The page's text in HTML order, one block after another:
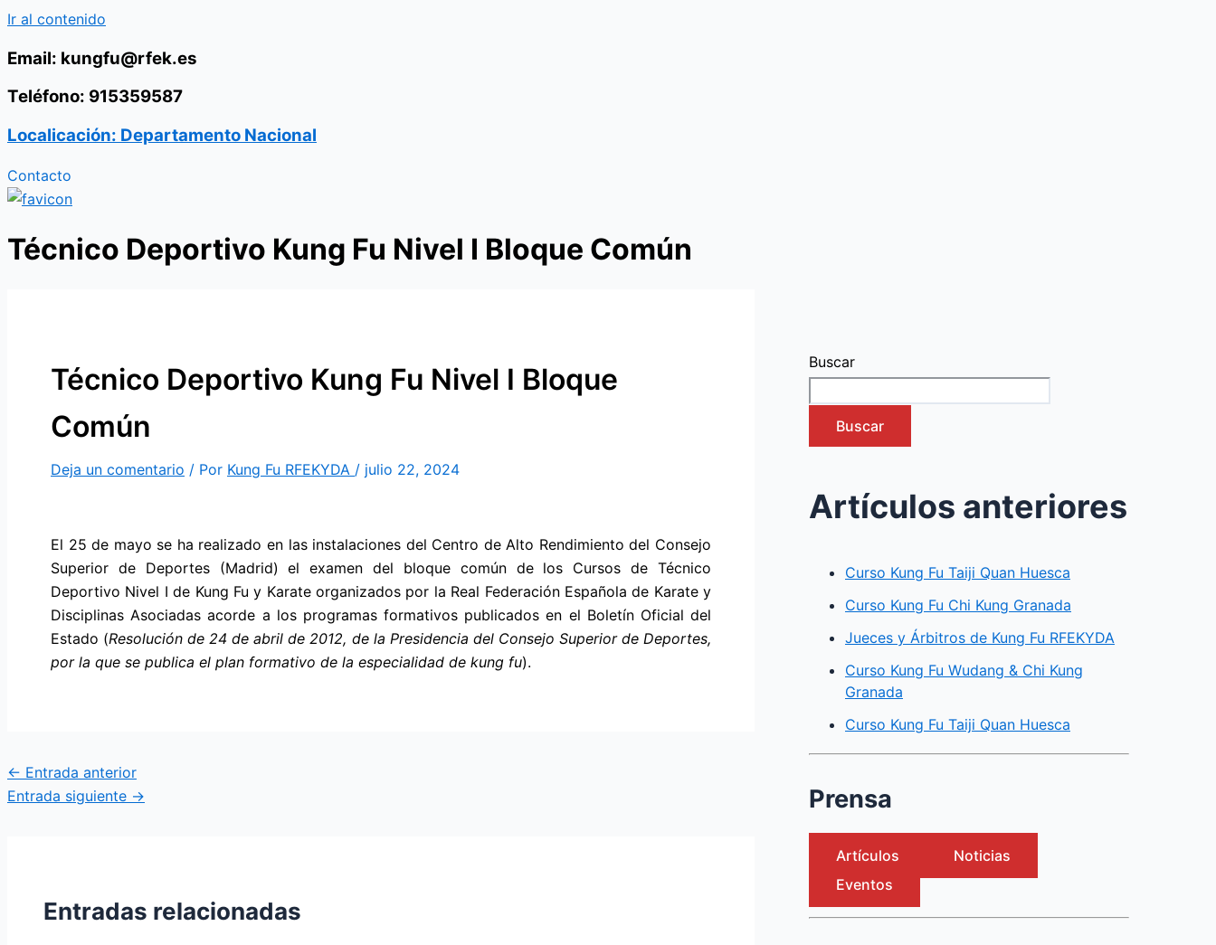
Ir al contenido
Email: kungfu@rfek.es
Teléfono: 915359587
Localicación: Departamento Nacional
Contacto
Técnico Deportivo Kung Fu Nivel I Bloque Común
Técnico Deportivo Kung Fu Nivel I Bloque
Común
Deja un comentario / Por Kung Fu RFEKYDA / julio 22, 2024
El 25 de mayo se ha realizado en las instalaciones del Centro de Alto Rendimiento del Consejo
Superior de Deportes (Madrid) el examen del bloque común de los Cursos de Técnico
Deportivo Nivel I de Kung Fu y Karate organizados por la Real Federación Española de Karate y
Disciplinas Asociadas acorde a los programas formativos publicados en el Boletín Oficial del
Estado (Resolución de 24 de abril de 2012, de la Presidencia del Consejo Superior de Deportes,
por la que se publica el plan formativo de la especialidad de kung fu).
← Entrada anterior
Entrada siguiente →
Entradas relacionadas
Buscar
Buscar
Artículos anteriores
Curso Kung Fu Taiji Quan Huesca
Curso Kung Fu Chi Kung Granada
Jueces y Árbitros de Kung Fu RFEKYDA
Curso Kung Fu Wudang & Chi Kung
Granada
Curso Kung Fu Taiji Quan Huesca
Prensa
Artículos
Noticias
Eventos